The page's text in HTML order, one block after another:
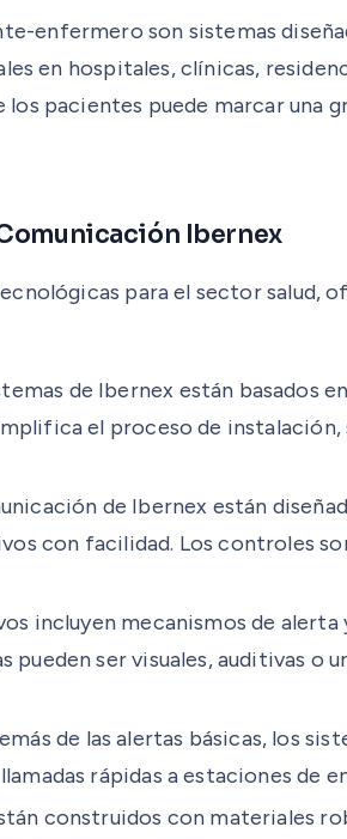
enfermero son sistemas
en hospitales, clínicas,
pacientes puede marcar una
Ibernex
para el sector
de Ibernex están basados
el proceso de
de Ibernex están
con facilidad. Los controles
incluyen mecanismos de alerta
pueden ser visuales, auditivas
de las alertas básicas, los
rápidas a estaciones
construidos con materiales